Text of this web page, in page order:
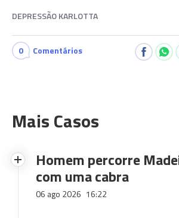
DEPRESSÃO KARLOTTA
0 Comentários
Mais Casos
Homem percorre
com uma cabra
06 ago 2026 16:22